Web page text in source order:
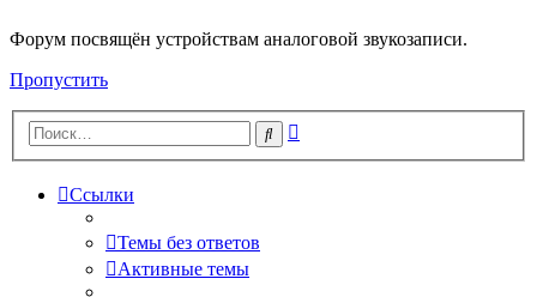
Форум посвящён устройствам аналоговой звукозаписи.
Пропустить
Поиск
Ссылки
Темы без ответов
Активные темы